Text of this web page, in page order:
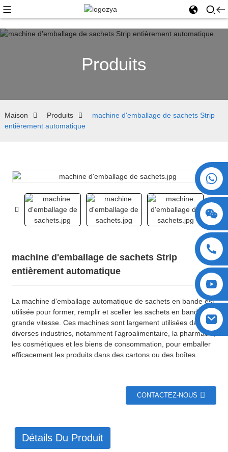
+86 15730993174
Produits
Maison Produits
machine d'emballage de sachets Strip
entièrement automatique
machine d'emballage de sachets Strip
entièrement automatique
La machine d'emballage automatique de sachets en bande est
utilisée pour former, remplir et sceller les sachets en bande à
grande vitesse. Ces machines sont largement utilisées dans
diverses industries, notamment l'agroalimentaire, la pharmacie,
les cosmétiques et les biens de consommation, pour emballer
efficacement les produits dans des cartons ou des boîtes.
CONTACTEZ-NOUS
Détails Du Produit